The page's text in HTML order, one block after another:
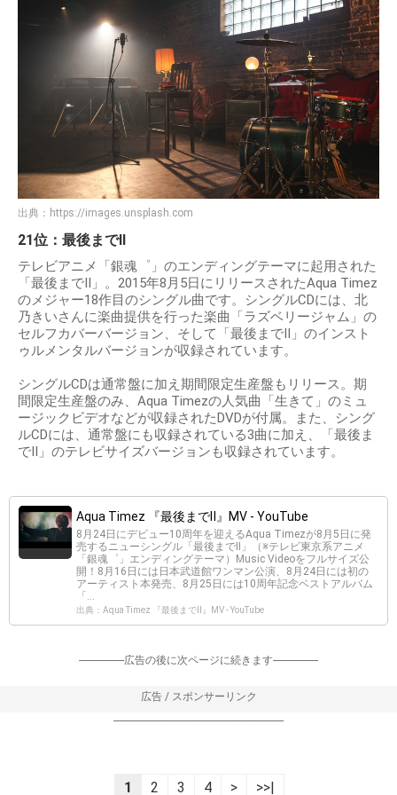
出典： https://images.unsplash.com
21位：最後までII
テレビアニメ「銀魂゜」のエンディングテーマに起用された
「最後までII」。2015年8月5日にリリースされたAqua Timez
のメジャー18作目のシングル曲です。シングルCDには、北
乃きいさんに楽曲提供を行った楽曲「ラズベリージャム」の
セルフカバーバージョン、そして「最後までII」のインスト
ゥルメンタルバージョンが収録されています。
シングルCDは通常盤に加え期間限定生産盤もリリース。期
間限定生産盤のみ、Aqua Timezの人気曲「生きて」のミュ
ージックビデオなどが収録されたDVDが付属。また、シング
ルCDには、通常盤にも収録されている3曲に加え、「最後ま
でII」のテレビサイズバージョンも収録されています。
Aqua Timez 『最後までⅡ』MV - YouTube
8月24日にデビュー10周年を迎えるAqua Timezが8月5日に発
売するニューシングル「最後までⅡ」（※テレビ東京系アニメ
「銀魂゜」エンディングテーマ）Music Videoをフルサイズ公
開！8月16日には日本武道館ワンマン公演、8月24日には初の
アーティスト本発売、8月25日には10周年記念ベストアルバム
「...
出典：Aqua Timez 『最後までⅡ』MV - YouTube
-----------------広告の後に次ページに続きます-----------------
広告 / スポンサーリンク
----------------------------------------------------------------
1 2 3 4 > >>|